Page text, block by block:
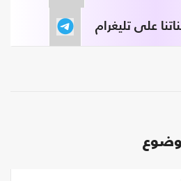
على تليغرام